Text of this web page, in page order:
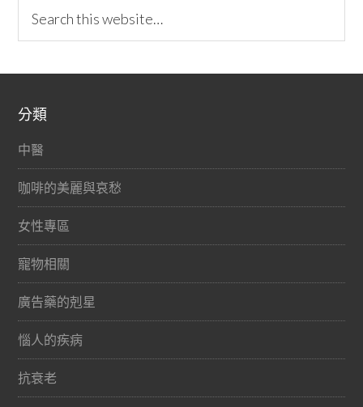
分類
中醫
咖啡的美麗與哀愁
女性專區
寵物相關
廣告藥的剋星
惱人的疾病
抗衰老